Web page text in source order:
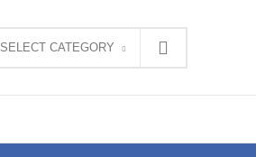
SELECT CATEGORY